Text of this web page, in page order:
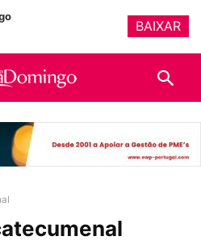
BAIXAR